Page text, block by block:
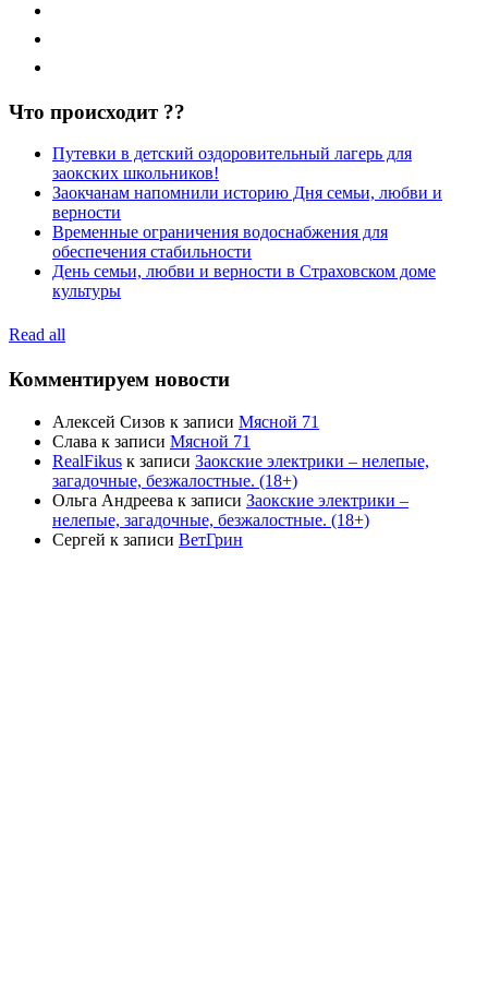
Что происходит ??
Путевки в детский оздоровительный лагерь для
заокских школьников!
Заокчанам напомнили историю Дня семьи, любви и
верности
Временные ограничения водоснабжения для
обеспечения стабильности
День семьи, любви и верности в Страховском доме
культуры
Read all
Комментируем новости
Алексей Сизов к записи Мясной 71
Слава к записи Мясной 71
RealFikus к записи Заокские электрики – нелепые,
загадочные, безжалостные. (18+)
Ольга Андреева к записи Заокские электрики –
нелепые, загадочные, безжалостные. (18+)
Сергей к записи ВетГрин